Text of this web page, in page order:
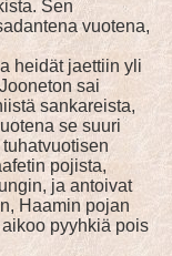
Sen
vuotena,
heidät jaettiin yli
sai
sankareista,
se suuri
pojista,
ja antoivat
Haamin pojan
pyyhkiä pois